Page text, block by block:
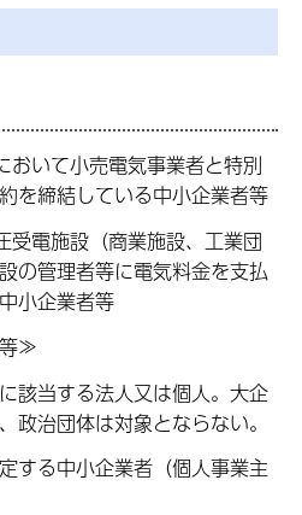
おいて小売電気事業者と特別
を締結している中小企業者等
受電施設（商業施設、工業団
の管理者等に電気料金を支払
小企業者等
≫
該当する法人又は個人。大企
政治団体は対象とならない。
する中小企業者（個人事業主